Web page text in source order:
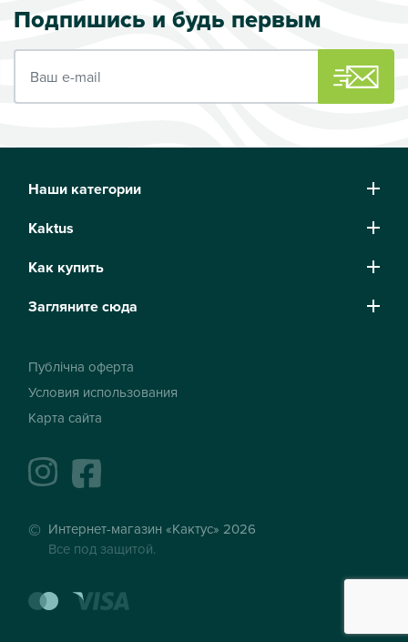
Подпишись и будь первым
Наши категории
Kaktus
Как купить
Загляните сюда
Публічна оферта
Условия использования
Карта сайта
instagramfacebook
Интернет-магазин «Кактус» 2026
Все под защитой.
mastercard